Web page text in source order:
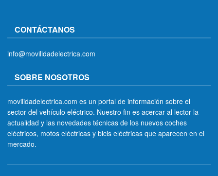
CONTÁCTANOS
info@movilidadelectrica.com
SOBRE NOSOTROS
movilidadelectrica.com es un portal de información sobre el
sector del vehículo eléctrico. Nuestro fin es acercar al lector la
actualidad y las novedades técnicas de los nuevos coches
eléctricos, motos eléctricas y bicis eléctricas que aparecen en el
mercado.